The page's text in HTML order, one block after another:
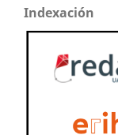
Indexación